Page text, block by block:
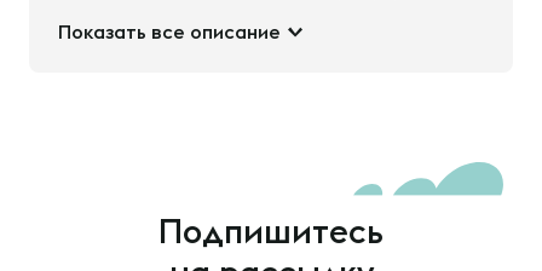
Показать все описание
Подпишитесь